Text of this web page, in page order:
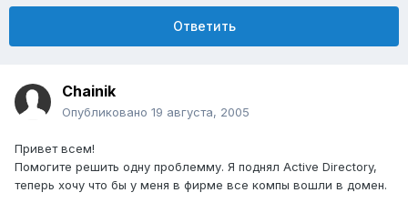
Ответить
Chainik
Опубликовано 19 августа, 2005
Привет всем!
Помогите решить одну проблемму. Я поднял Active Directory,
теперь хочу что бы у меня в фирме все компы вошли в домен.